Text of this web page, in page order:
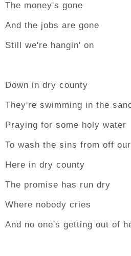
The money's gone
And the jobs are gone
Still we're hangin' on
Down in dry county
They're swimming in the
Praying for some holy water
To wash the sins from off
Here in dry county
The promise has run dry
Where nobody cries
And no one's getting out of